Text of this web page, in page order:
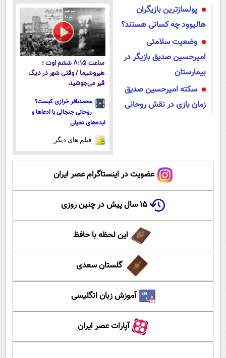
پولسازترین بازیگران
هالیوود چه کسانی هستند؟
وضعیت سلامتی
امیرحسین صدیق بازیگر در
بیمارستان
سکته امیرحسین صدیق
زمان بازی در نقش روحانی
ساعت ۸:۱۵ ششم اوت ؛
هیروشیما / وقتی شهر در دیگ
قیر می‌جوشید
محمدباقر خرازی کیست؟
روحانی جنجالی با ادعاها و
ایده‌های تخیلی
فیلم های دیگر
عضویت در اینستاگرام عصر ایران
۱۵ سال پیش در چنین روزی
این لحظه با حافظ
گلستان سعدی
آموزش زبان انگلیسی
آپارات عصر ایران